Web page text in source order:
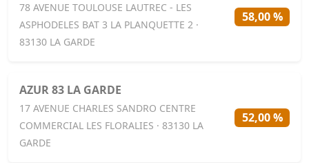
78 AVENUE TOULOUSE LAUTREC - LES
ASPHODELES BAT 3 LA PLANQUETTE 2 ·
83130 LA GARDE
58,00 %
AZUR 83 LA GARDE
17 AVENUE CHARLES SANDRO CENTRE
COMMERCIAL LES FLORALIES · 83130 LA
GARDE
52,00 %